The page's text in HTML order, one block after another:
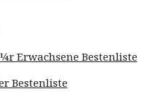
Erwachsene Bestenliste
Bestenliste